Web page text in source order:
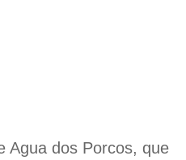
Agua dos Porcos, que